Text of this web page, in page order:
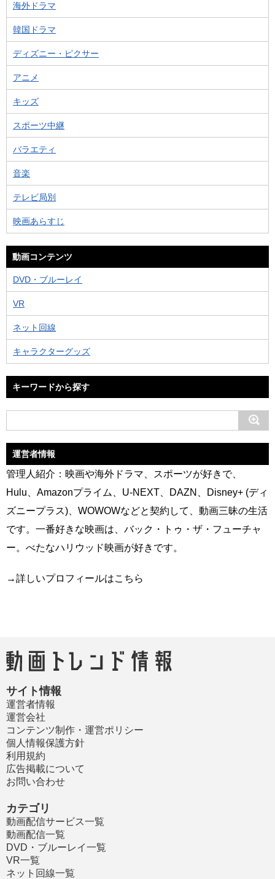
海外ドラマ
韓国ドラマ
ディズニー・ピクサー
アニメ
キッズ
スポーツ中継
バラエティ
音楽
テレビ局別
映画あらすじ
動画コンテンツ
DVD・ブルーレイ
VR
ネット回線
キャラクターグッズ
キーワードから探す
運営者情報
管理人紹介：映画や海外ドラマ、スポーツが好きで、
Hulu、Amazonプライム、U-NEXT、DAZN、Disney+ (ディ
ズニープラス)、WOWOWなどと契約して、動画三昧の生活
です。一番好きな映画は、バック・トゥ・ザ・フューチャ
ー。べたなハリウッド映画が好きです。
→詳しいプロフィールはこちら
サイト情報
運営者情報
運営会社
コンテンツ制作・運営ポリシー
個人情報保護方針
利用規約
広告掲載について
お問い合わせ
カテゴリ
動画配信サービス一覧
動画配信一覧
DVD・ブルーレイ一覧
VR一覧
ネット回線一覧